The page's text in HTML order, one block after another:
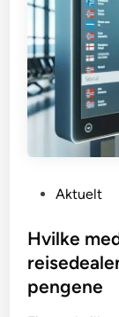
s
t
d
Aktuelt
Hvilke
pengene